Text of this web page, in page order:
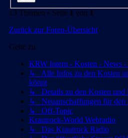
13 Themen • Seite 1 von 1
Zurück zur Foren-Übersicht
Gehe zu
KRW Intern - Kosten - News
↳ Alle Infos zu den Kosten
könnt
↳ Details zu den Kosten und
↳ Neuanschaffungen für den
↳ Off-Topic
Krautrock-World Webradio
↳ Das Krautrock Radio